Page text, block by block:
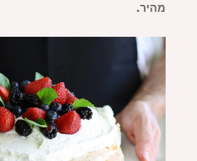
מהיר.